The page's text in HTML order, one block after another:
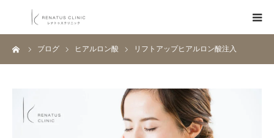
ブログ ヒアルロン酸 リフトアップヒアルロン酸注入
HOME
料金表